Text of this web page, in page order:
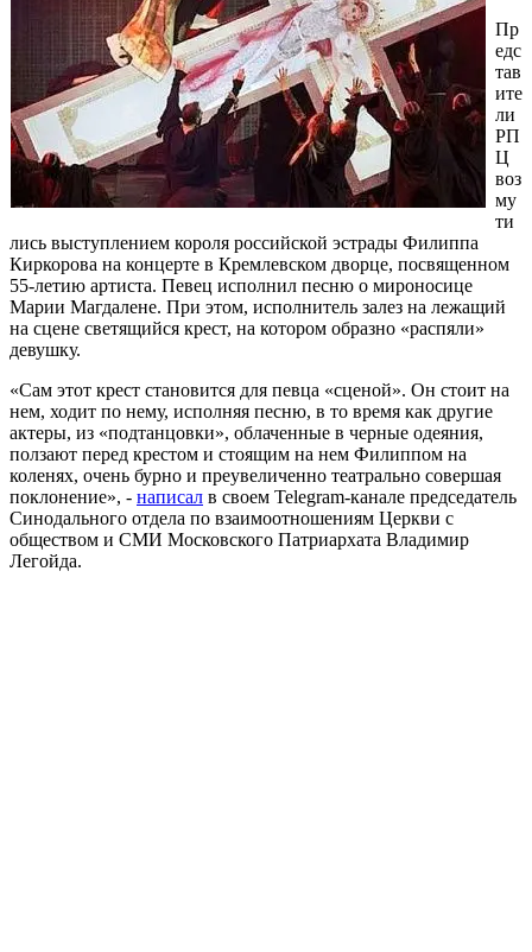
Пр
едс
тав
ите
ли
РП
Ц
воз
му
ти
лись выступлением короля российской эстрады Филиппа
Киркорова на концерте в Кремлевском дворце, посвященном
55-летию артиста. Певец исполнил песню о мироносице
Марии Магдалене. При этом, исполнитель залез на лежащий
на сцене светящийся крест, на котором образно «распяли»
девушку.
«Сам этот крест становится для певца «сценой». Он стоит на
нем, ходит по нему, исполняя песню, в то время как другие
актеры, из «подтанцовки», облаченные в черные одеяния,
ползают перед крестом и стоящим на нем Филиппом на
коленях, очень бурно и преувеличенно театрально совершая
поклонение», - написал в своем Telegram-канале председатель
Синодального отдела по взаимоотношениям Церкви с
обществом и СМИ Московского Патриархата Владимир
Легойда.